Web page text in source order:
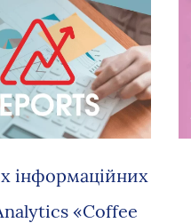
інформаційних
«Coffee